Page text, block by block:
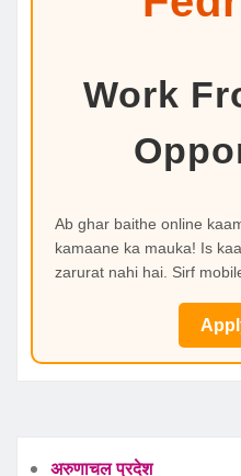
Work
Ab ghar baithe online
kamaane ka mauka! Is
zarurat nahi hai. Sirf
अरुणाचल प्रदेश